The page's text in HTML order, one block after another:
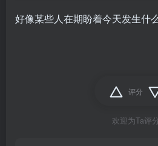
好像某些人在期盼着今天发生什
评分
欢迎为Ta评